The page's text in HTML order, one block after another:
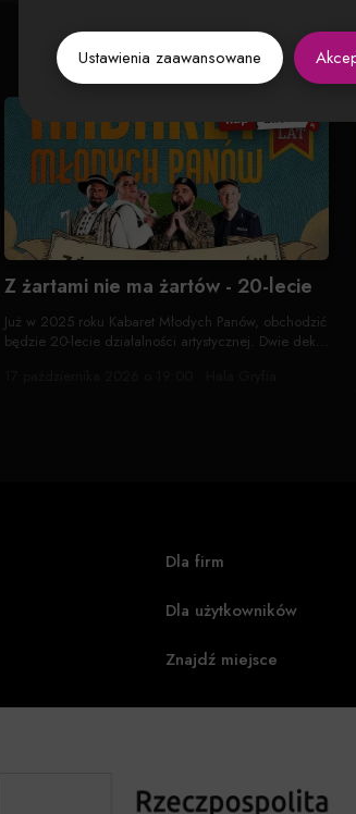
Z żartami nie ma żartów - 20-lecie
Już w 2025 roku Kabaret Młodych Panów, obchodzić
będzie 20-lecie działalności artystycznej. Dwie dek...
Dla firm
Dla użytkowników
Znajdź miejsce
Ustawienia zaawansowane